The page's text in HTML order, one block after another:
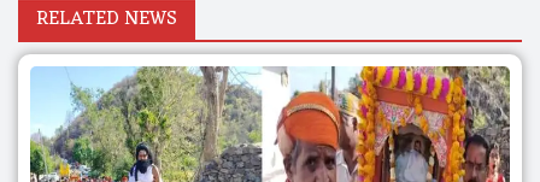
RELATED NEWS